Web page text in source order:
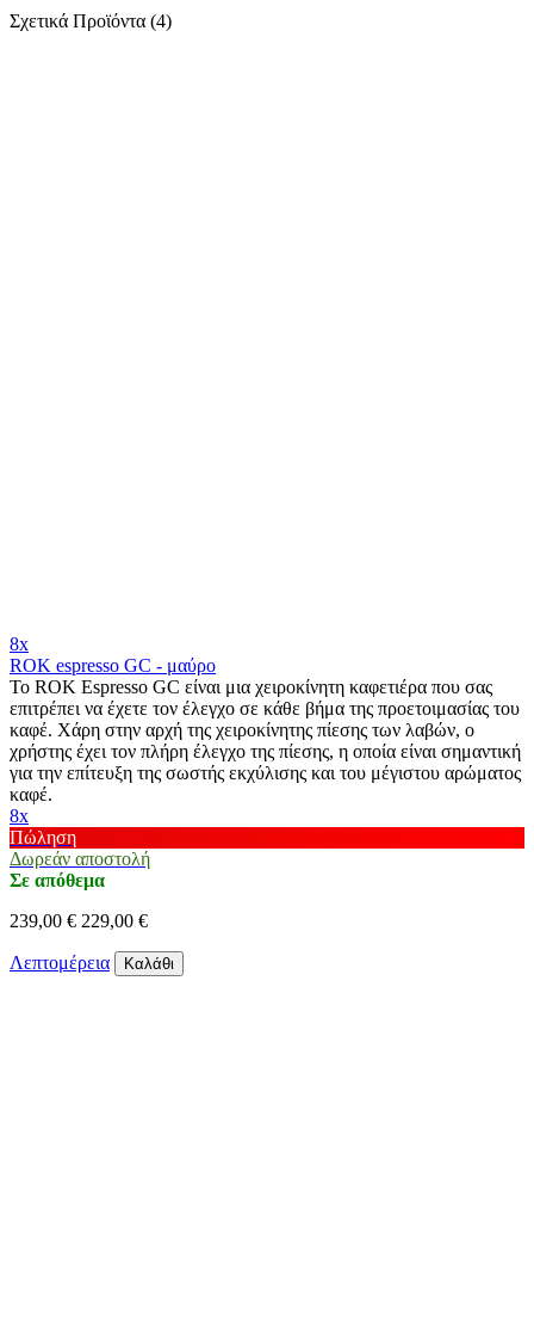
Σχετικά Προϊόντα (4)
8x
ROK espresso GC - μαύρο
Το ROK Espresso GC είναι μια χειροκίνητη καφετιέρα που σας
επιτρέπει να έχετε τον έλεγχο σε κάθε βήμα της προετοιμασίας του
καφέ. Χάρη στην αρχή της χειροκίνητης πίεσης των λαβών, ο
χρήστης έχει τον πλήρη έλεγχο της πίεσης, η οποία είναι σημαντική
για την επίτευξη της σωστής εκχύλισης και του μέγιστου αρώματος
καφέ.
8x
Πώληση
Δωρεάν αποστολή
Σε απόθεμα
239,00 € 229,00 €
Λεπτομέρεια Καλάθι